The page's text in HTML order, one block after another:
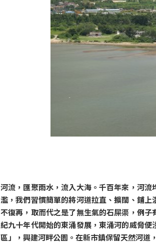
河流，匯聚雨水，流入大海。千百年來，河
濫，我們習慣簡單的將河道拉直、擴闊、鋪
不復再，取而代之是了無生氣的石屎渠，例
紀九十年代開始的東涌發展，東涌河的威脅
區」，興建河畔公園。在新市鎮保留天然河道